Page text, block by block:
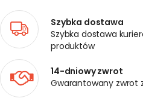
Szybka dostawa
Szybka dostawa
produktów
14-dniowy zwrot
Gwarantowany zwrot